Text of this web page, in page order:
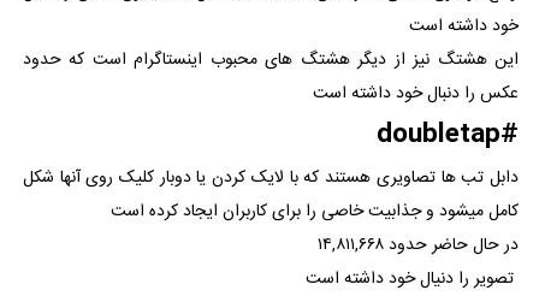
خود داشته است
این هشتگ نیز از دیگر هشتگ های محبوب اینستاگرام است که حدود
عکس را دنبال خود داشته است
#doubletap
دابل تب ها تصاویری هستند که با لایک کردن یا دوبار کلیک روی آنها شکل
کامل میشود و جذابیت خاصی را برای کاربران ایجاد کرده است
در حال حاضر حدود ۱۴,۸۱۱,۶۶۸
تصویر را دنیال خود داشته است